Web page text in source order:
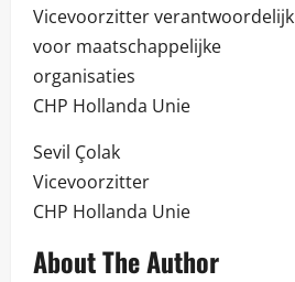
Vicevoorzitter verantwoordelijk
voor maatschappelijke
organisaties
CHP Hollanda Unie
Sevil Çolak
Vicevoorzitter
CHP Hollanda Unie
About The Author